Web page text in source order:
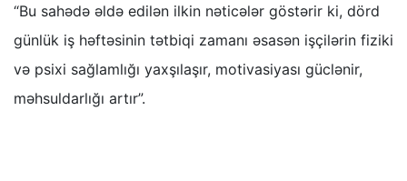
“Bu sahədə əldə edilən ilkin nəticələr göstərir ki, dörd
günlük iş həftəsinin tətbiqi zamanı əsasən işçilərin fiziki
və psixi sağlamlığı yaxşılaşır, motivasiyası güclənir,
məhsuldarlığı artır”.